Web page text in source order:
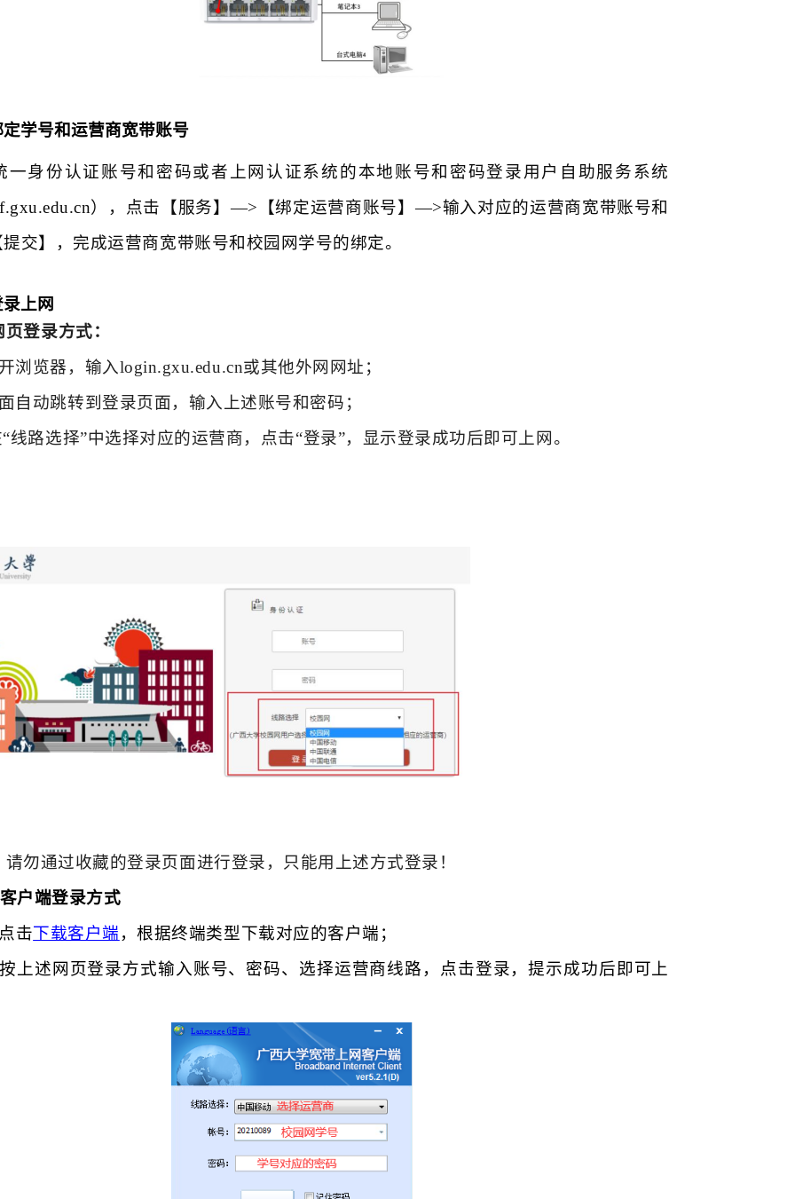
学号和运营商宽带账号
一身份认证账号和密码或者上网认证系统的本地账号和密码登录用户自助服务系统
），点击【服务】—>【绑定运营商账号】—>输入对应的运营商宽带账号和
交】，完成运营商宽带账号和校园网学号的绑定。
上网
登录方式：
浏览器，输入login.gxu.edu.cn或其他外网网址；
自动跳转到登录页面，输入上述账号和密码；
线路选择”中选择对应的运营商，点击“登录”，显示登录成功后即可上网。
请勿通过收藏的登录页面进行登录，只能用上述方式登录！
户端登录方式
击下载客户端 ，根据终端类型下载对应的客户端；
上述网页登录方式输入账号、密码、选择运营商线路，点击登录，提示成功后即可上